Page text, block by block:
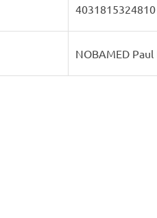
4031815324810
NOBAMED Paul